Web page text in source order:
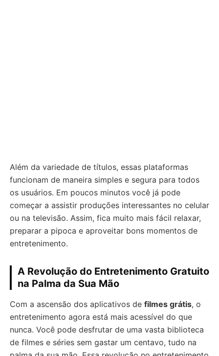
Além da variedade de títulos, essas plataformas
funcionam de maneira simples e segura para todos
os usuários. Em poucos minutos você já pode
começar a assistir produções interessantes no celular
ou na televisão. Assim, fica muito mais fácil relaxar,
preparar a pipoca e aproveitar bons momentos de
entretenimento.
A Revolução do Entretenimento Gratuito
na Palma da Sua Mão
Com a ascensão dos aplicativos de filmes grátis, o
entretenimento agora está mais acessível do que
nunca. Você pode desfrutar de uma vasta biblioteca
de filmes e séries sem gastar um centavo, tudo na